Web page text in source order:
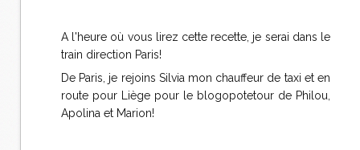
A l'heure où vous lirez cette recette, je serai dans le
train direction Paris!
De Paris, je rejoins Silvia mon chauffeur de taxi et en
route pour Liège pour le blogopotetour de Philou,
Apolina et Marion!